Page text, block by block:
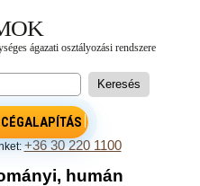
+36 30 220 1100
humán